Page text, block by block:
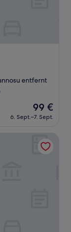
entfernt
Der
Preis
beträgt
99 €
6. Sept.–7. Sept.